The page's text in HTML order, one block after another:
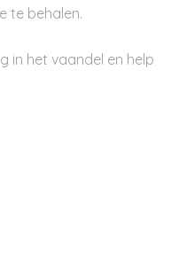
te behalen.
in het vaandel en help